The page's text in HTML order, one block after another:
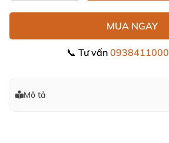
MUA NGAY
📞 Tư vấn 0938411000
Mô tả